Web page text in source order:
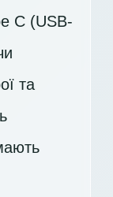
C (USB-
та